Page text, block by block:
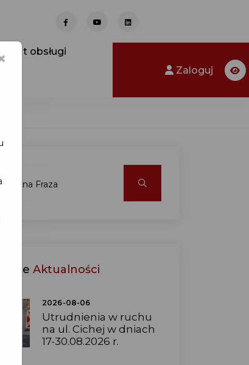
Punkt obsługi
Zaloguj
Aktualności
2026-08-06
Utrudnienia w ruchu
na ul. Cichej w dniach
17-30.08.2026 r.